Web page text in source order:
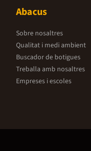
Abacus
Sobre nosaltres
Qualitat i medi ambient
Buscador de botigues
Treballa amb nosaltres
Empreses i escoles